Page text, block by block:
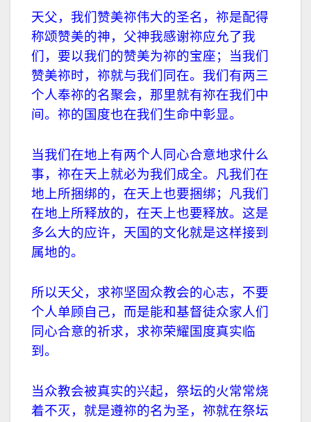
天父，我们赞美祢伟大的圣名，祢是配得
称颂赞美的神，父神我感谢祢应允了我
们，要以我们的赞美为祢的宝座；当我们
赞美祢时，祢就与我们同在。我们有两三
个人奉祢的名聚会，那里就有祢在我们中
间。祢的国度也在我们生命中彰显。
当我们在地上有两个人同心合意地求什么
事，祢在天上就必为我们成全。凡我们在
地上所捆绑的，在天上也要捆绑；凡我们
在地上所释放的，在天上也要释放。这是
多么大的应许，天国的文化就是这样接到
属地的。
所以天父，求祢坚固众教会的心志，不要
个人单顾自己，而是能和基督徒众家人们
同心合意的祈求，求祢荣耀国度真实临
到。
当众教会被真实的兴起，祭坛的火常常烧
着不灭，就是遵祢的名为圣，祢就在祭坛